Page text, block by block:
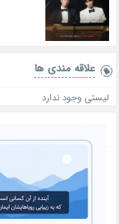
علاقه‌ مندی ها
لیستی وجود ندارد